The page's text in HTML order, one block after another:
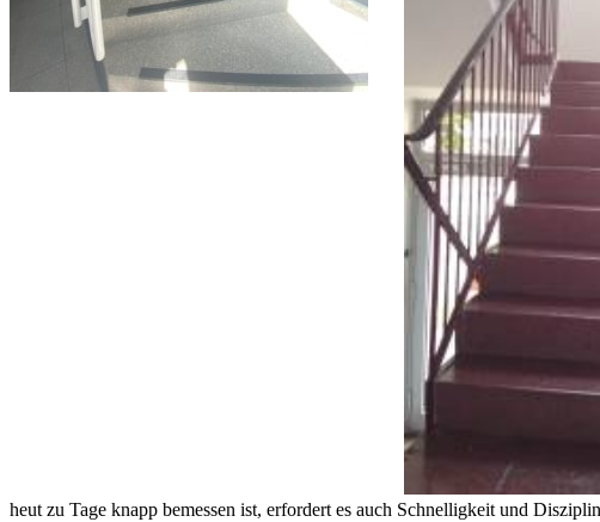
heut zu Tage knapp bemessen ist, erfordert es auch Schnelligkeit und